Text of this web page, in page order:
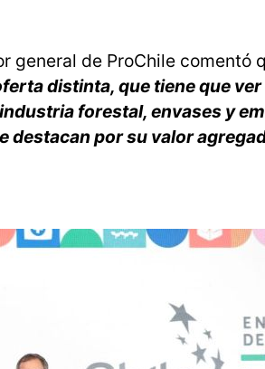
general de ProChile comentó
distinta, que tiene que
forestal, envases y
destacan por su valor